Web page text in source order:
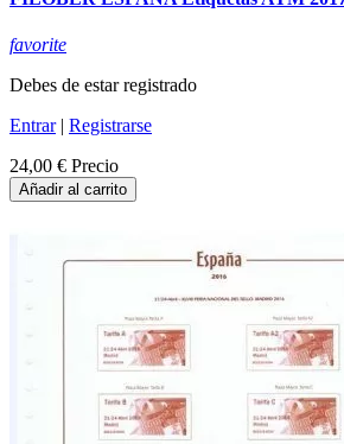
favorite
Debes de estar registrado
Entrar| Registrarse
24,00 € Precio
Añadir al carrito